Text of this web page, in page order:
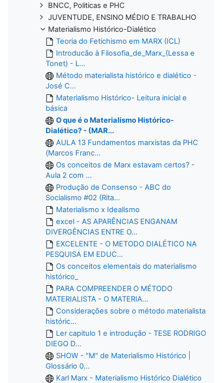
BNCC, Politicas e PHC
JUVENTUDE, ENSINO MÉDIO E TRABALHO
Materialismo Histórico-Dialético
Teoria do Fetichismo em MARX (ICL)
Introducão à Filosofia_de_Marx_(Lessa e
Tonet) - L...
Método materialista histórico e dialético -
José C...
Materialismo Histórico- Leitura inicial e
básica
O que é o Materialismo Histórico-
Dialético? - (MAR...
AULA 13 Fundamentos marxistas da PHC
(Marcos Franc...
Os conceitos de Marx estavam certos? -
Aula 2 com ...
Produção de Consenso - ABC do
Socialismo #02 (Rita...
Materialismo x Idealismo
excel - AS APARÊNCIAS ENGANAM
DIVERGÊNCIAS ENTRE O...
EXCELENTE - O METODO DIALÉTICO NA
PESQUISA EM EDUC...
Os conceitos elementais do materialismo
histórico_
PARA COMPREENDER O MÉTODO
MATERIALISTA - O MATERIA...
Considerações sobre o método materialista
históric...
Ler capitulo 1 e introdução - TESE RODRIGO
DIEGO D...
SHOW - "M" de Materialismo Histórico |
Glossário 0...
Karl Marx - Materialismo Histórico Dialético